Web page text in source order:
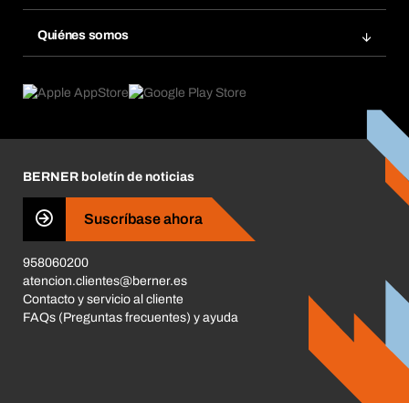
Repetir pedido
Pedidos programados
Gestión Química
eProcurement
Buscadores de productos
Quiénes somos
Lo que nos mueve
Tiendas BERNER
Business Conduct
BERNER boletín de noticias
Suscríbase ahora
958060200
atencion.clientes@berner.es
Contacto y servicio al cliente
FAQs (Preguntas frecuentes) y ayuda